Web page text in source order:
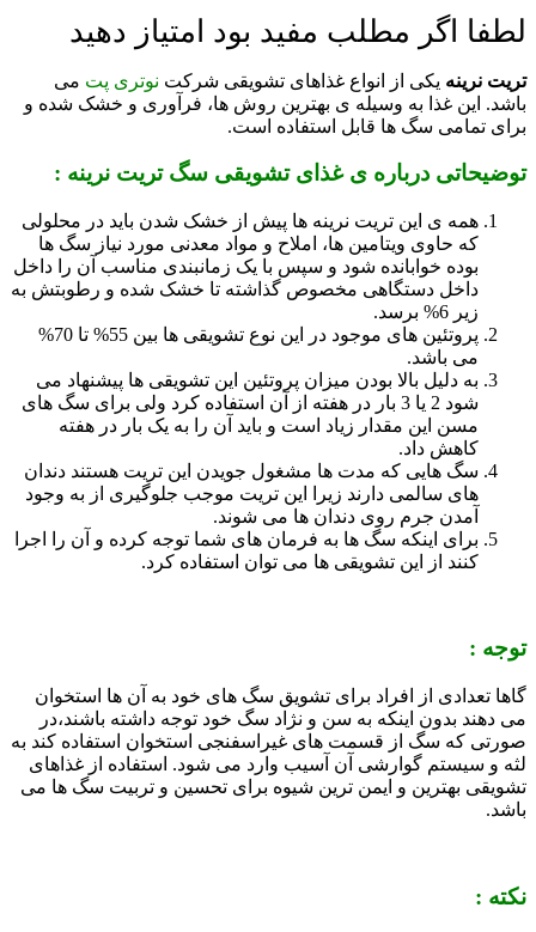
لطفا اگر مطلب مفید بود امتیاز دهید
تریت نرینه یکی از انواع غذاهای تشویقی شرکت نوتری پت می
باشد. این غذا به وسیله ی بهترین روش ها، فرآوری و خشک شده و
برای تمامی سگ ها قابل استفاده است.
توضیحاتی درباره ی غذای تشویقی سگ تریت نرینه :
همه ی این تریت نرینه ها پیش از خشک شدن باید در محلولی
که حاوی ویتامین ها، املاح و مواد معدنی مورد نیاز سگ ها
بوده خوابانده شود و سپس با یک زمانبندی مناسب آن را داخل
داخل دستگاهی مخصوص گذاشته تا خشک شده و رطوبتش به
زیر 6% برسد.
پروتئین های موجود در این نوع تشویقی ها بین 55% تا 70%
می باشد.
به دلیل بالا بودن میزان پروتئین این تشویقی ها پیشنهاد می
شود 2 یا 3 بار در هفته از آن استفاده کرد ولی برای سگ های
مسن این مقدار زیاد است و باید آن را به یک بار در هفته
کاهش داد.
سگ هایی که مدت ها مشغول جویدن این تریت هستند دندان
های سالمی دارند زیرا این تریت موجب جلوگیری از به وجود
آمدن جرم روی دندان ها می شوند.
برای اینکه سگ ها به فرمان های شما توجه کرده و آن را اجرا
کنند از این تشویقی ها می توان استفاده کرد.
توجه :
گاها تعدادی از افراد برای تشویق سگ های خود به آن ها استخوان
می دهند بدون اینکه به سن و نژاد سگ خود توجه داشته باشند،در
صورتی که سگ از قسمت های غیراسفنجی استخوان استفاده کند به
لثه و سیستم گوارشی آن آسیب وارد می شود. استفاده از غذاهای
تشویقی بهترین و ایمن ترین شیوه برای تحسین و تربیت سگ ها می
باشد.
نکته :